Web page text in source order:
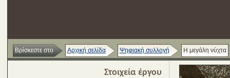
Βρίσκεστε στο Αρχική σελίδα Ψηφιακή συλλογή Η μεγάλη νύχτα
Στοιχεία έργου